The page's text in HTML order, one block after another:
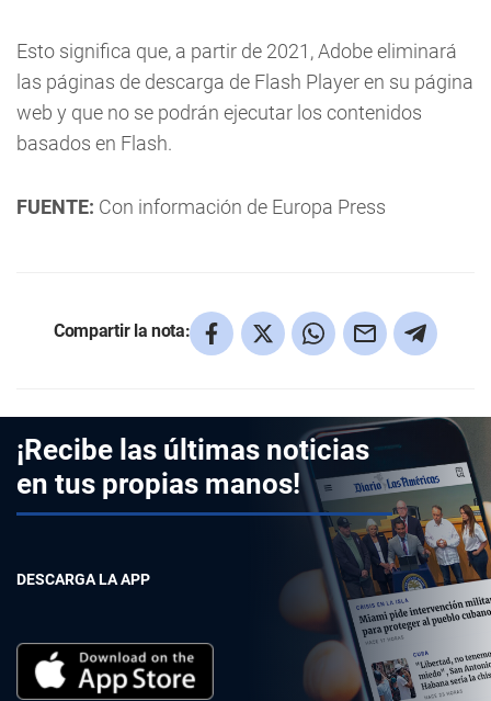
Esto significa que, a partir de 2021, Adobe eliminará
las páginas de descarga de Flash Player en su página
web y que no se podrán ejecutar los contenidos
basados en Flash.
FUENTE: Con información de Europa Press
Compartir la nota:
¡Recibe las últimas noticias
en tus propias manos!
DESCARGA LA APP